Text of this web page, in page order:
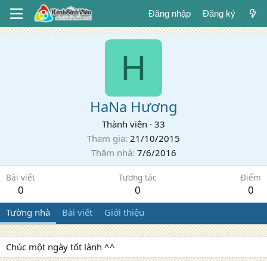
Đăng nhập Đăng ký
H
HaNa Hương
Thành viên · 33
Tham gia 21/10/2015
Thăm nhà 7/6/2016
Bài viết
0
Tương tác
0
Điểm
0
Tường nhà Bài viết Giới thiệu
Chúc một ngày tốt lành ^^